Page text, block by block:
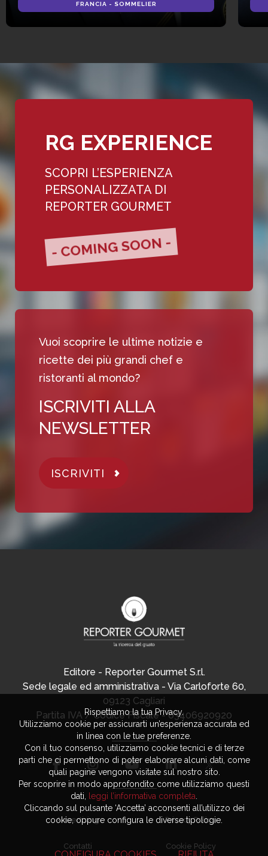
FRANCIA - SOMMELIER
RG EXPERIENCE
SCOPRI L’ESPERIENZA
PERSONALIZZATA DI
REPORTER GOURMET
- COMING SOON -
Vuoi scoprire le ultime notizie e
ricette dei più grandi chef e
ristoranti al mondo?
ISCRIVITI ALLA
NEWSLETTER
ISCRIVITI
Editore - Reporter Gourmet S.r.l.
Sede legale ed amministrativa - Via Carloforte 60,
09123 Cagliari
Partita IVA / Codice Fiscale - 03406920920
Advertising
Contatti
Privacy Policy
Cookie Policy
Rispettiamo la tua Privacy.
Utilizziamo cookie per assicurarti un’esperienza accurata ed
in linea con le tue preferenze.
Con il tuo consenso, utilizziamo cookie tecnici e di terze
parti che ci permettono di poter elaborare alcuni dati, come
quali pagine vengono visitate sul nostro sito.
Per scoprire in modo approfondito come utilizziamo questi
dati,
leggi l’informativa completa
Cliccando sul pulsante ‘Accetta’ acconsenti all’utilizzo dei
cookie, oppure configura le diverse tipologie.